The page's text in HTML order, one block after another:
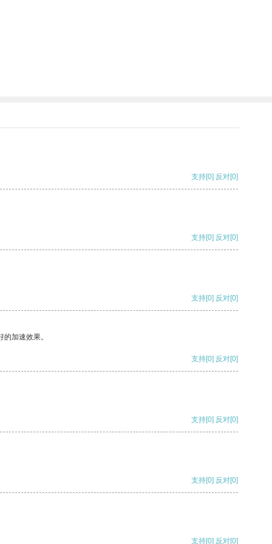
支持[0] 反对[0]
支持[0] 反对[0]
支持[0] 反对[0]
加速效果。
支持[0] 反对[0]
支持[0] 反对[0]
支持[0] 反对[0]
支持[0] 反对[0]